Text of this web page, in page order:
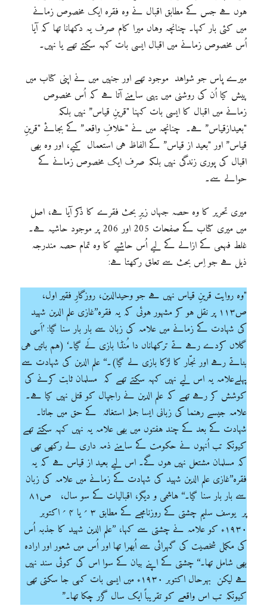
ہوں ہے جس کے مطابق اقبال نے وہ فقرہ ایک مخصوص زمانے
میں کئی بار کہا۔ چنانچہ وہاں میرا کام صرف یہ دکھانا تھا کہ آیا
اُس مخصوص زمانے میں اقبال ایسی بات کہہ سکتے تھے یا نہیں۔
میرے پاس جو شواہد موجود تھے اور جنہیں میں نے اپنی کتاب میں
پیش کیا اُن کی روشنی میں یہی سامنے آتا ہے کہ اُس مخصوص
زمانے میں اقبال کا ایسی بات کہنا "قرینِ قیاس” نہیں بلکہ
"بعیدازقیاس” ہے۔ چنانچہ میں نے "خلافِ واقعہ” کے بجائے "قرینِ
قیاس” اور "بعید از قیاس” کے الفاظ ہی استعمال کیے، اور وہ بھی
اقبال کی پوری زندگی نہیں بلکہ صرف ایک مخصوص زمانے کے
حوالے سے۔
میری تحریر کا وہ حصہ جہاں زیرِ بحث فقرے کا ذکر آیا ہے، اصل
میں میری کتاب کے صفحات 205 اور 206 پر موجود حاشیہ ہے۔
غلط فہمی کے ازالے کے لیے اُس حاشیے کا وہ تمام حصہ مندرجہ
ذیل ہے جو اِس بحث سے تعلق رکھتا ہے:
"وہ روایت قرینِ قیاس نہیں ہے جو وحیدالدین، روزگارِ فقیر اول،
ص۱۱۳ پر نقل ہو کر مشہور ہوئی کہ یہ فقرہ’’غازی علم الدین شہید
کی شہادت کے زمانے میں علامہ کی زبان سے بار بار سنا گیا: ’اَسی
گلاں کردے رہے تے ترکھاناں دا مُنڈا بازی لَے گیا۔‘ (ہم باتیں ہی
بناتے رہے اور نجّار کا لڑکا بازی لے گیا)۔‘‘ علم الدین کی شہادت سے
پہلےعلامہ یہ اس لیے نہیں کہہ سکتے تھے کہ مسلمان ثابت کرنے کی
کوشش کر رہے تھے کہ علم الدین نے راجپال کو قتل نہیں کیا ہے۔
علامہ جیسے رہنما کی زبانی ایسا جملہ استغاثہ کے حق میں جاتا۔
شہادت کے بعد کے چند ہفتوں میں بھی علامہ یہ نہیں کہہ سکتے تھے
کیونکہ تب اُنہوں نے حکومت کے سامنے ذمہ داری لے رکھی تھی
کہ مسلمان مشتعل نہیں ہوں گے۔ اس لیے بعید از قیاس ہے کہ یہ
فقرہ’’غازی علم الدین شہید کی شہادت کے زمانے میں علامہ کی زبان
سے بار بار سنا گیا۔‘‘ ہاشمی و دیگر، اقبالیات کے سو سال، ص۸۱
پر یوسف سلیم چشتی کے روزنامچے کے مطابق ۳ ؍ یا ۴ ؍ اکتوبر
۱۹۳۰ء کو علامہ نے چشتی سے کہا، ’’علم الدین شہید کا جذبہ اُس
کی مکمل شخصیت کی گہرائی سے اُبھرا تھا اور اُس میں شعور اور ارادہ
بھی شامل تھا۔‘‘ چشتی کے اپنے بیان کے سوا اس کی کوئی سند نہیں
ہے لیکن بہرحال اکتوبر ۱۹۳۰ء میں ایسی بات کہی جا سکتی تھی
کیونکہ تب اس واقعے کو تقریباً ایک سال گزر چکا تھا۔”